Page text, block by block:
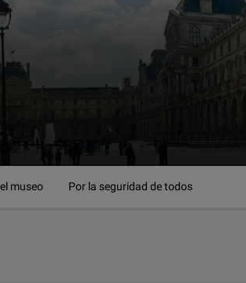
museo Por la seguridad de todos